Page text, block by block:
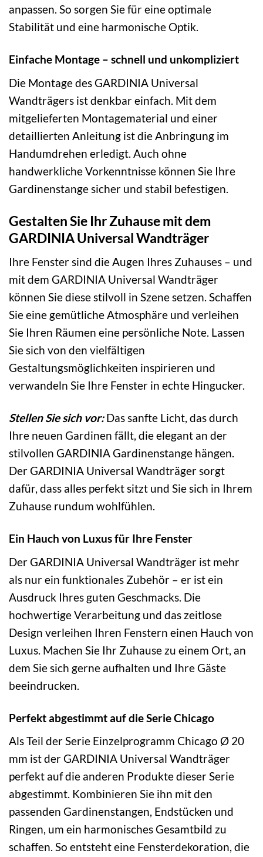
anpassen. So sorgen Sie für eine optimale
Stabilität und eine harmonische Optik.
Einfache Montage – schnell und unkompliziert
Die Montage des GARDINIA Universal
Wandträgers ist denkbar einfach. Mit dem
mitgelieferten Montagematerial und einer
detaillierten Anleitung ist die Anbringung im
Handumdrehen erledigt. Auch ohne
handwerkliche Vorkenntnisse können Sie Ihre
Gardinenstange sicher und stabil befestigen.
Gestalten Sie Ihr Zuhause mit dem
GARDINIA Universal Wandträger
Ihre Fenster sind die Augen Ihres Zuhauses – und
mit dem GARDINIA Universal Wandträger
können Sie diese stilvoll in Szene setzen. Schaffen
Sie eine gemütliche Atmosphäre und verleihen
Sie Ihren Räumen eine persönliche Note. Lassen
Sie sich von den vielfältigen
Gestaltungsmöglichkeiten inspirieren und
verwandeln Sie Ihre Fenster in echte Hingucker.
Stellen Sie sich vor:Das sanfte Licht, das durch
Ihre neuen Gardinen fällt, die elegant an der
stilvollen GARDINIA Gardinenstange hängen.
Der GARDINIA Universal Wandträger sorgt
dafür, dass alles perfekt sitzt und Sie sich in Ihrem
Zuhause rundum wohlfühlen.
Ein Hauch von Luxus für Ihre Fenster
Der GARDINIA Universal Wandträger ist mehr
als nur ein funktionales Zubehör – er ist ein
Ausdruck Ihres guten Geschmacks. Die
hochwertige Verarbeitung und das zeitlose
Design verleihen Ihren Fenstern einen Hauch von
Luxus. Machen Sie Ihr Zuhause zu einem Ort, an
dem Sie sich gerne aufhalten und Ihre Gäste
beeindrucken.
Perfekt abgestimmt auf die Serie Chicago
Als Teil der Serie Einzelprogramm Chicago Ø 20
mm ist der GARDINIA Universal Wandträger
perfekt auf die anderen Produkte dieser Serie
abgestimmt. Kombinieren Sie ihn mit den
passenden Gardinenstangen, Endstücken und
Ringen, um ein harmonisches Gesamtbild zu
schaffen. So entsteht eine Fensterdekoration, die